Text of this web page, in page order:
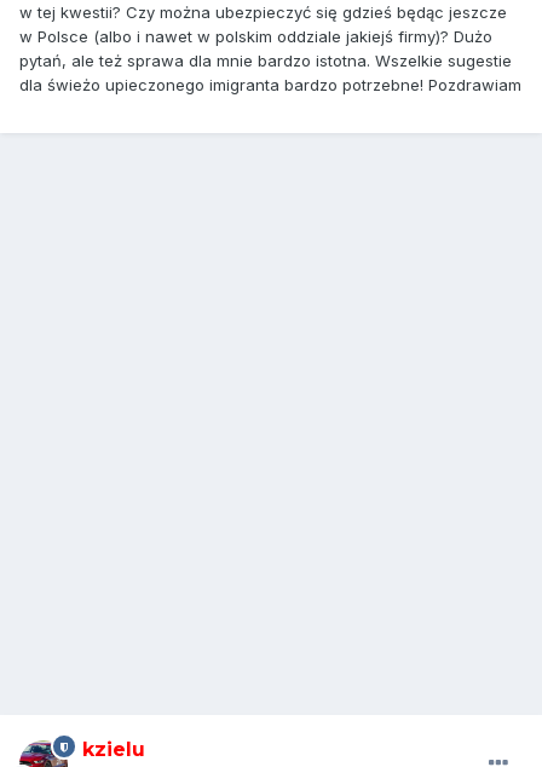
w tej kwestii? Czy można ubezpieczyć się gdzieś będąc jeszcze
w Polsce (albo i nawet w polskim oddziale jakiejś firmy)? Dużo
pytań, ale też sprawa dla mnie bardzo istotna. Wszelkie sugestie
dla świeżo upieczonego imigranta bardzo potrzebne! Pozdrawiam
kzielu